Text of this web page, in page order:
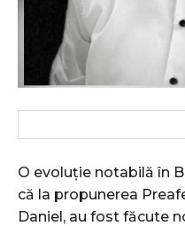
O evoluție notabilă în
că la propunerea
Daniel, au fost făcute